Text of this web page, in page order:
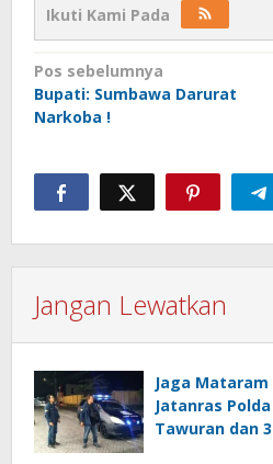
Ikuti Kami Pada
Navigasi
pos
Pos sebelumnya
Bupati: Sumbawa Darurat
Narkoba !
Jangan Lewatkan
Jaga
Jatanras
Tawuran dan